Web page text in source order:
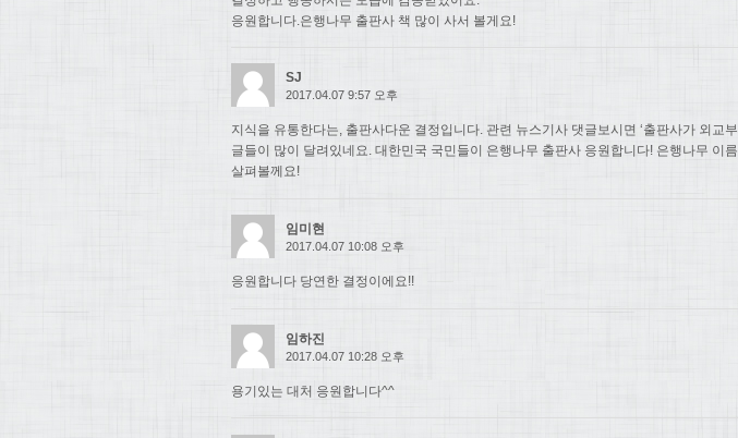
응원합니다.은행나무 출판사 책 많이 사서 볼게요!
SJ
2017.04.07 9:57 오후
지식을 유통한다는, 출판사다운 결정입니다. 관련 뉴스기사 댓글보시면 ‘출판사가 외교
글들이 많이 달려있네요. 대한민국 국민들이 은행나무 출판사 응원합니다! 은행나무 이
살펴볼께요!
임미현
2017.04.07 10:08 오후
응원합니다 당연한 결정이에요!!
임하진
2017.04.07 10:28 오후
용기있는 대처 응원합니다^^